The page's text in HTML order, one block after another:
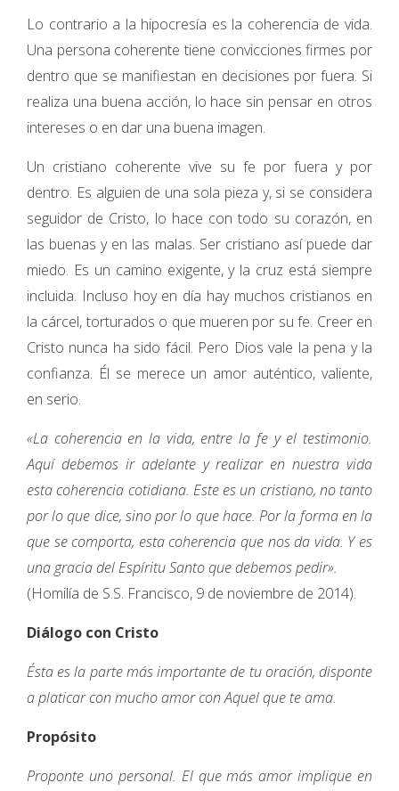
Lo contrario a la hipocresía es la coherencia de vida.
Una persona coherente tiene convicciones firmes por
dentro que se manifiestan en decisiones por fuera. Si
realiza una buena acción, lo hace sin pensar en otros
intereses o en dar una buena imagen.
Un cristiano coherente vive su fe por fuera y por
dentro. Es alguien de una sola pieza y, si se considera
seguidor de Cristo, lo hace con todo su corazón, en
las buenas y en las malas. Ser cristiano así puede dar
miedo. Es un camino exigente, y la cruz está siempre
incluida. Incluso hoy en día hay muchos cristianos en
la cárcel, torturados o que mueren por su fe. Creer en
Cristo nunca ha sido fácil. Pero Dios vale la pena y la
confianza. Él se merece un amor auténtico, valiente,
en serio.
«La coherencia en la vida, entre la fe y el testimonio.
Aquí debemos ir adelante y realizar en nuestra vida
esta coherencia cotidiana. Este es un cristiano, no tanto
por lo que dice, sino por lo que hace. Por la forma en la
que se comporta, esta coherencia que nos da vida. Y es
una gracia del Espíritu Santo que debemos pedir».
(Homilía de S.S. Francisco, 9 de noviembre de 2014).
Diálogo con Cristo
Ésta es la parte más importante de tu oración, disponte
a platicar con mucho amor con Aquel que te ama.
Propósito
Proponte uno personal. El que más amor implique en